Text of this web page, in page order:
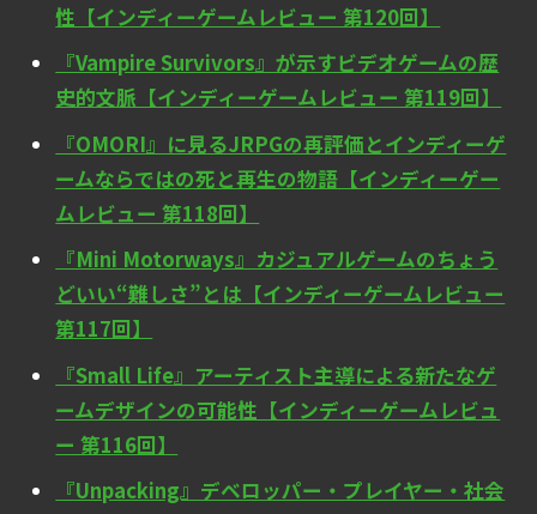
性【インディーゲームレビュー 第120回】
『Vampire Survivors』が示すビデオゲームの歴
史的文脈【インディーゲームレビュー 第119回】
『OMORI』に見るJRPGの再評価とインディーゲ
ームならではの死と再生の物語【インディーゲー
ムレビュー 第118回】
『Mini Motorways』カジュアルゲームのちょう
どいい“難しさ”とは【インディーゲームレビュー
第117回】
『Small Life』アーティスト主導による新たなゲ
ームデザインの可能性【インディーゲームレビュ
ー 第116回】
『Unpacking』デベロッパー・プレイヤー・社会